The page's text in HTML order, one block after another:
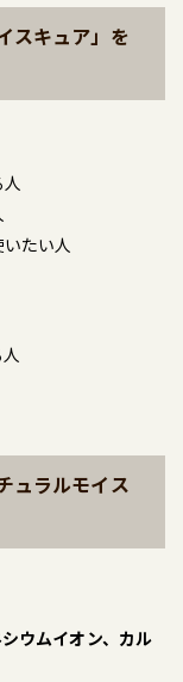
スキュア」を
たい人
ュラルモイス
ウムイオン、カル